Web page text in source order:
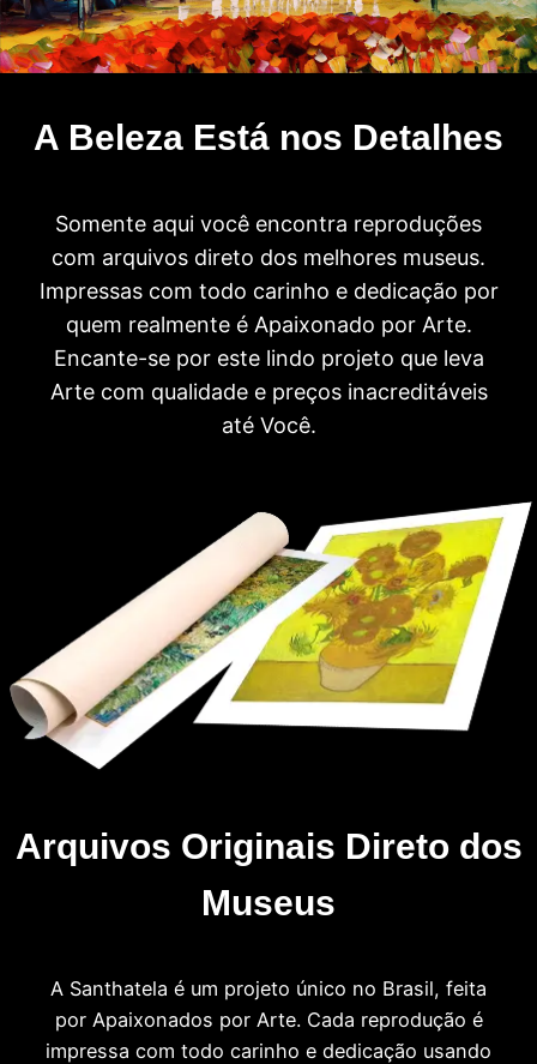
A Beleza Está nos Detalhes
Somente aqui você encontra reproduções
com arquivos direto dos melhores museus.
Impressas com todo carinho e dedicação por
quem realmente é Apaixonado por Arte.
Encante-se por este lindo projeto que leva
Arte com qualidade e preços inacreditáveis
até Você.
Arquivos Originais Direto dos
Museus
A Santhatela é um projeto único no Brasil, feita
por Apaixonados por Arte. Cada reprodução é
impressa com todo carinho e dedicação usando